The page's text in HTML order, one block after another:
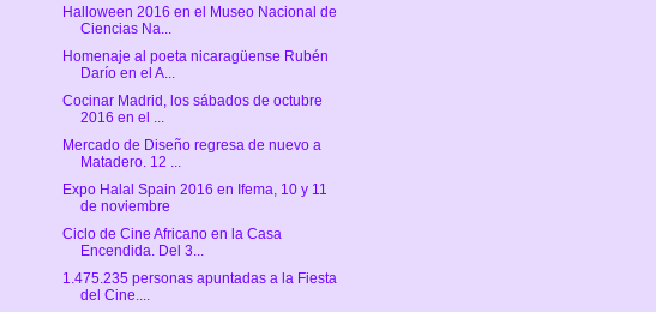
Halloween 2016 en el Museo Nacional de
Ciencias Na...
Homenaje al poeta nicaragüense Rubén
Darío en el A...
Cocinar Madrid, los sábados de octubre
2016 en el ...
Mercado de Diseño regresa de nuevo a
Matadero. 12 ...
Expo Halal Spain 2016 en Ifema, 10 y 11
de noviembre
Ciclo de Cine Africano en la Casa
Encendida. Del 3...
1.475.235 personas apuntadas a la Fiesta
del Cine....